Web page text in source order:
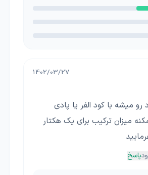
1402/03/27
رو میشه با کود الفر یا پادی
میزان ترکیب برای یک هکتار
پاسخ